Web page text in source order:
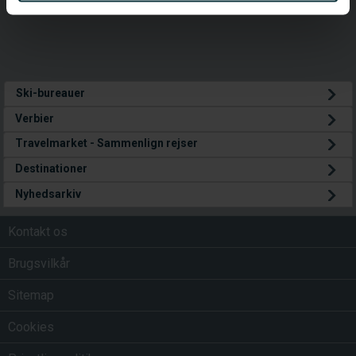
de har indsamlet fra din brug af deres tjenester.
Ski-bureauer
Verbier
Travelmarket - Sammenlign rejser
Destinationer
Nyhedsarkiv
Kontakt os
Brugsvilkår
Sitemap
Cookies